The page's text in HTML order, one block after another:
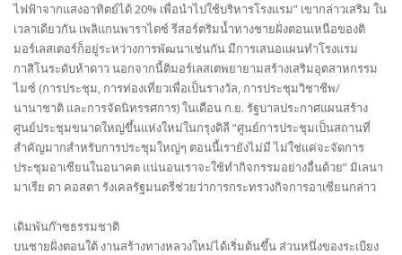
ไฟฟ้าจากแสงอาทิตย์ได้ 20% เพื่อนำไปใช้บริหารโรงแรม” เขากล่าวเสริม ใน
เวลาเดียวกัน เพลิแกนพาราไดซ์ รีสอร์ตริมน้ำทางชายฝั่งตอนเหนือของติ
มอร์เลสเตอร์ก็อยู่ระหว่างการพัฒนาเช่นกัน มีการเสนอแผนทำโรงแรม
กาสิโนระดับห้าดาว นอกจากนี้ติมอร์เลสเตพยายามสร้างเสริมอุตสาหกรรม
ไมซ์ (การประชุม, การท่องเที่ยวเพื่อเป็นรางวัล, การประชุมวิชาชีพ/
นานาชาติ และการจัดนิทรรศการ) ในเดือน ก.ย. รัฐบาลประกาศแผนสร้าง
ศูนย์ประชุมขนาดใหญ่ขึ้นแห่งใหม่ในกรุงดิลี “ศูนย์การประชุมเป็นสถานที่
สำคัญมากสำหรับการประชุมใหญ่ๆ ตอนนี้เรายังไม่มี ไม่ใช่แค่จะจัดการ
ประชุมอาเซียนในอนาคต แน่นอนเราจะใช้ทำกิจกรรมอย่างอื่นด้วย” มิเลนา
มาเรีย ดา คอสตา รังเคลรัฐมนตรีช่วยว่าการกระทรวงกิจการอาเซียนกล่าว
เดิมพันก๊าซธรรมชาติ
บนชายฝั่งตอนใต้ งานสร้างทางหลวงใหม่ได้เริ่มต้นขึ้น ส่วนหนึ่งของระเบียง